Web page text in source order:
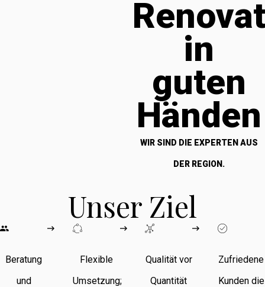
in
guten
Händen
WIR SIND DIE EXPERTEN AUS
DER REGION.
Unser Ziel
Beratung
und
Flexible
Umsetzung;
Qualität vor
Quantität
Zufriedene
Kunden die